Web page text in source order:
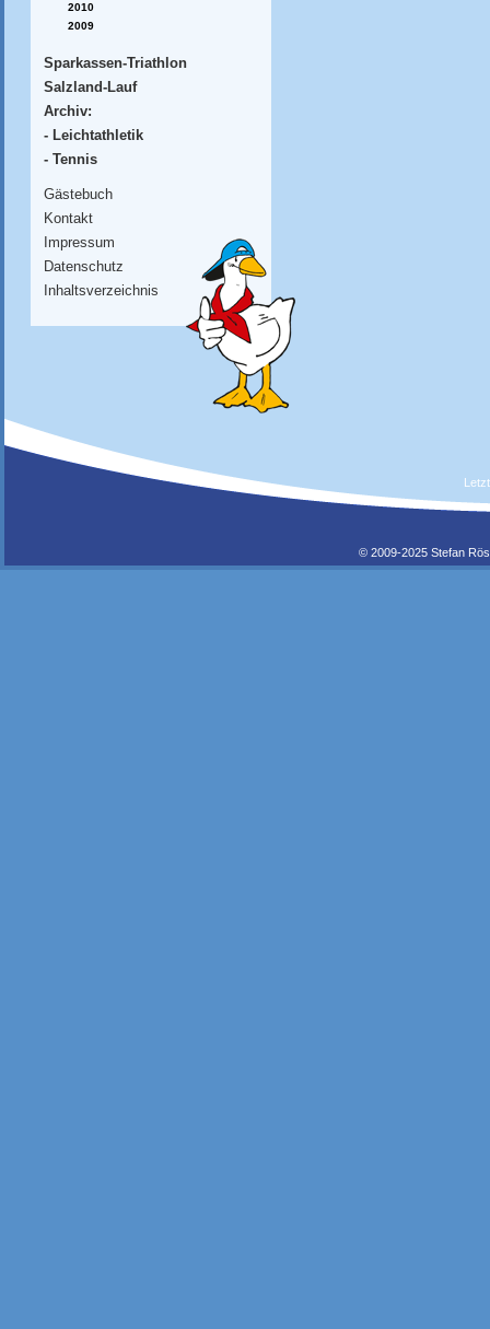
2010
2009
Sparkassen-Triathlon
Salzland-Lauf
Archiv:
- Leichtathletik
- Tennis
Gästebuch
Kontakt
Impressum
Datenschutz
Inhaltsverzeichnis
© 2009-2025 Stefan